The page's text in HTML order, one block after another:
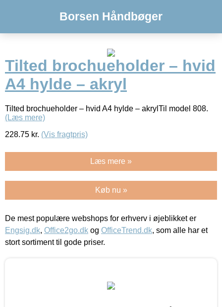
Borsen Håndbøger
Tilted brochueholder – hvid
A4 hylde – akryl
Tilted brochueholder – hvid A4 hylde – akrylTil model 808.
(Læs mere)
228.75 kr. (Vis fragtpris)
Læs mere »
Køb nu »
De mest populære webshops for erhverv i øjeblikket er
Engsig.dk, Office2go.dk og OfficeTrend.dk, som alle har et
stort sortiment til gode priser.